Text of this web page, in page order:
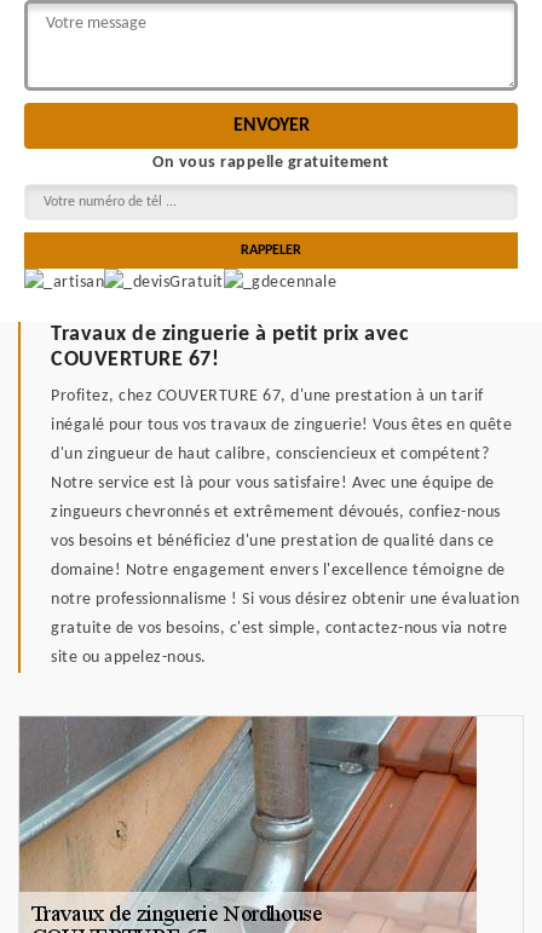
On vous rappelle gratuitement
Travaux de zinguerie à petit prix avec
COUVERTURE 67!
Profitez, chez COUVERTURE 67, d'une prestation à un tarif
inégalé pour tous vos travaux de zinguerie! Vous êtes en quête
d'un zingueur de haut calibre, consciencieux et compétent?
Notre service est là pour vous satisfaire! Avec une équipe de
zingueurs chevronnés et extrêmement dévoués, confiez-nous
vos besoins et bénéficiez d'une prestation de qualité dans ce
domaine! Notre engagement envers l'excellence témoigne de
notre professionnalisme ! Si vous désirez obtenir une évaluation
gratuite de vos besoins, c'est simple, contactez-nous via notre
site ou appelez-nous.